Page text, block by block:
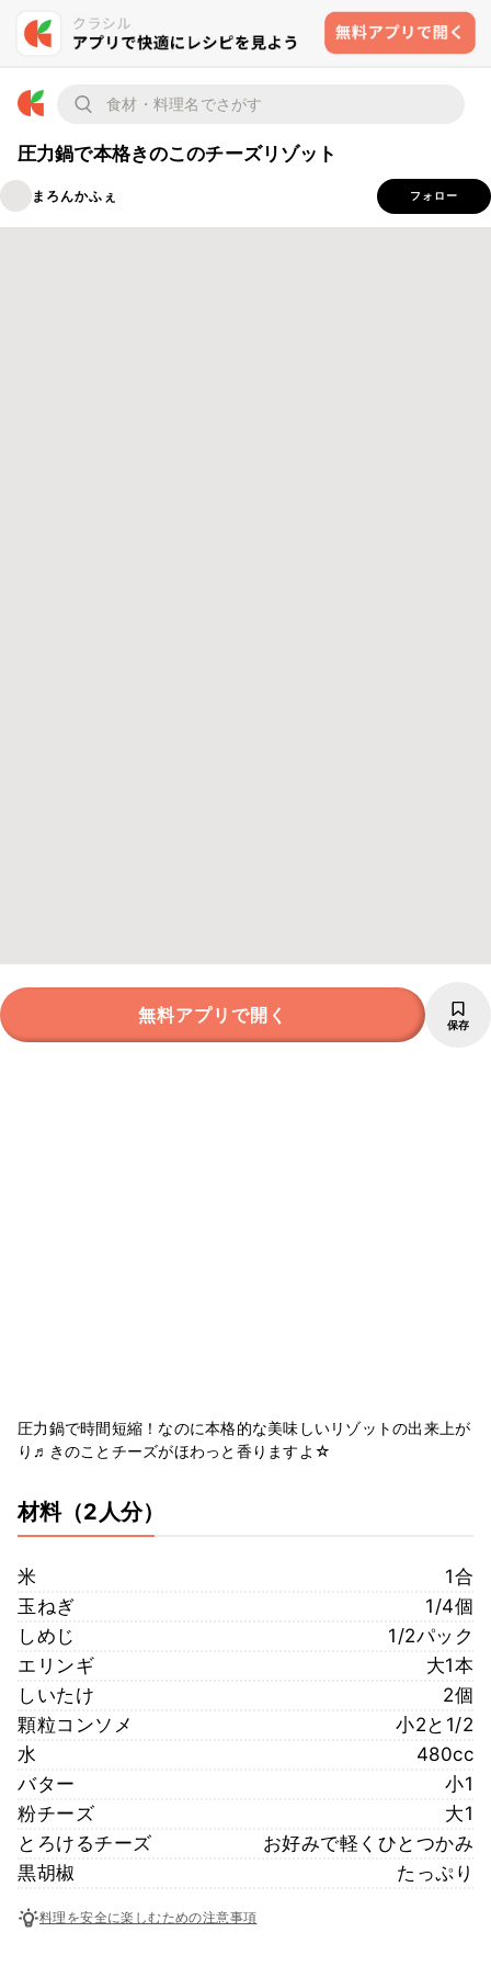
圧力鍋で本格きのこのチーズリゾット
まろんかふぇ フォロー
無料アプリで開く 保存
圧力鍋で時間短縮！なのに本格的な美味しいリゾットの出来上が
り♬きのことチーズがほわっと香りますよ☆
材料（2人分）
米
1合
玉ねぎ
1/4個
しめじ
1/2パック
エリンギ
大1本
しいたけ
2個
顆粒コンソメ
小2と1/2
水
480cc
バター
小1
粉チーズ
大1
とろけるチーズ
お好みで軽くひとつかみ
黒胡椒
たっぷり
料理を安全に楽しむための注意事項